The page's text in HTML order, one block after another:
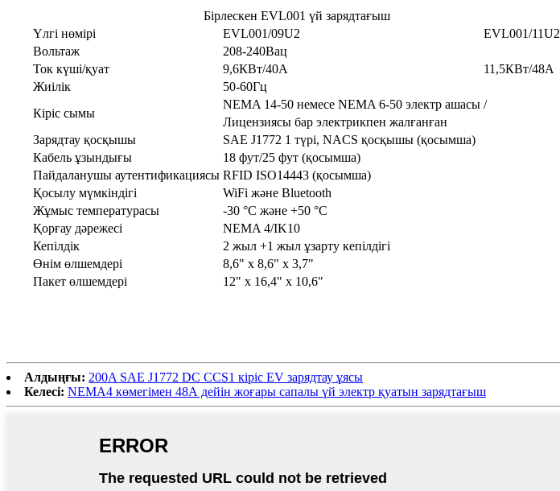
Бірлескен EVL001 үй зарядтағыш
Үлгі нөмірі
EVL001/09U2
EVL001/11U2
Вольтаж
208-240Вац
Ток күші/қуат
9,6КВт/40А
11,5КВт/48А
Жиілік
50-60Гц
Кіріс сымы
NEMA 14-50 немесе NEMA 6-50 электр ашасы /
Лицензиясы бар электрикпен жалғанған
Зарядтау қосқышы
SAE J1772 1 түрі, NACS қосқышы (қосымша)
Кабель ұзындығы
18 фут/25 фут (қосымша)
Пайдаланушы аутентификациясы RFID ISO14443 (қосымша)
Қосылу мүмкіндігі
WiFi және Bluetooth
Жұмыс температурасы
-30 °C және +50 °C
Қорғау дәрежесі
NEMA 4/IK10
Кепілдік
2 жыл +1 жыл ұзарту кепілдігі
Өнім өлшемдері
8,6" x 8,6" x 3,7"
Пакет өлшемдері
12" x 16,4" x 10,6"
Алдыңғы: 200A SAE J1772 DC CCS1 кіріс EV зарядтау ұясы
Келесі: NEMA4 көмегімен 48А дейін жоғары сапалы үй электр қуатын зарядтағыш